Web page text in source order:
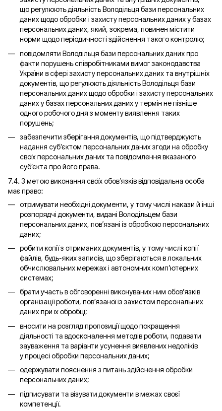
що регулюють діяльність Володільця бази персональних
даних щодо обробки і захисту персональних даних у базах
персональних даних, який, зокрема, повинен містити
норми щодо періодичності здійснення такого контролю;
повідомляти Володільця бази персональних даних про
факти порушень співробітниками вимог законодавства
України в сфері захисту персональних даних та внутрішніх
документів, що регулюють діяльність Володільця бази
персональних даних щодо обробки і захисту персональних
даних у базах персональних даних у термін не пізніше
одного робочого дня з моменту виявлення таких
порушень;
забезпечити зберігання документів, що підтверджують
надання суб’єктом персональних даних згоди на обробку
своїх персональних даних та повідомлення вказаного
суб’єкта про його права.
7.4. З метою виконання своїх обов’язків відповідальна особа
має право:
отримувати необхідні документи, у тому числі накази й інші
розпорядчі документи, видані Володільцем бази
персональних даних, пов’язані із обробкою персональних
даних;
робити копії з отриманих документів, у тому числі копії
файлів, будь-яких записів, що зберігаються в локальних
обчислювальних мережах і автономних комп’ютерних
системах;
брати участь в обговоренні виконуваних ним обов’язків
організації роботи, пов’язаної із захистом персональних
даних при їх обробці;
вносити на розгляд пропозиції щодо покращення
діяльності та вдосконалення методів роботи, подавати
зауваження та варіанти усунення виявлених недоліків
у процесі обробки персональних даних;
одержувати пояснення з питань здійснення обробки
персональних даних;
підписувати та візувати документи в межах своєї
компетенції.